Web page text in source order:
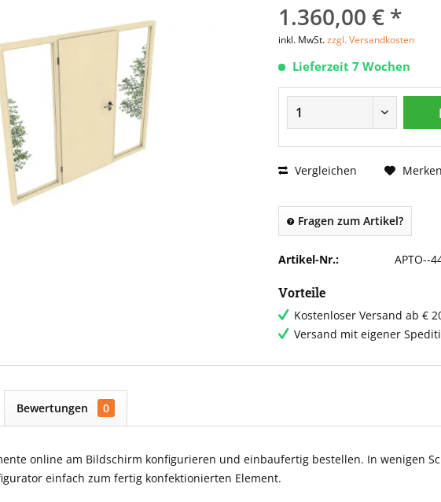
1.360,00 € *
inkl. MwSt.zzgl. Versandkosten
Lieferzeit 7 Wochen
Vergleichen Merken
Fragen zum Artikel?
Artikel-Nr.: APTO--
Vorteile
Kostenloser Versand ab €
Versand mit eigener
Bewertungen 0
online am Bildschirm konfigurieren und einbaufertig bestellen. In wenigen
einfach zum fertig konfektionierten Element.